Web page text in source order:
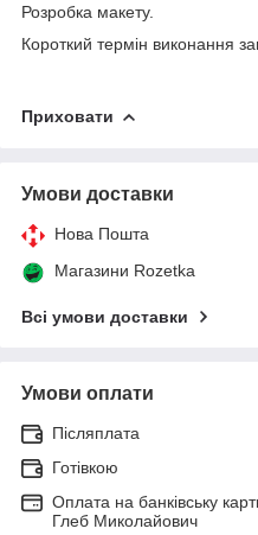
Розробка макету.
Короткий термін виконання
Приховати
Умови доставки
Нова Пошта
Магазини Rozetka
Всі умови доставки
Умови оплати
Післяплата
Готівкою
Оплата на банківську
Глеб Миколайович